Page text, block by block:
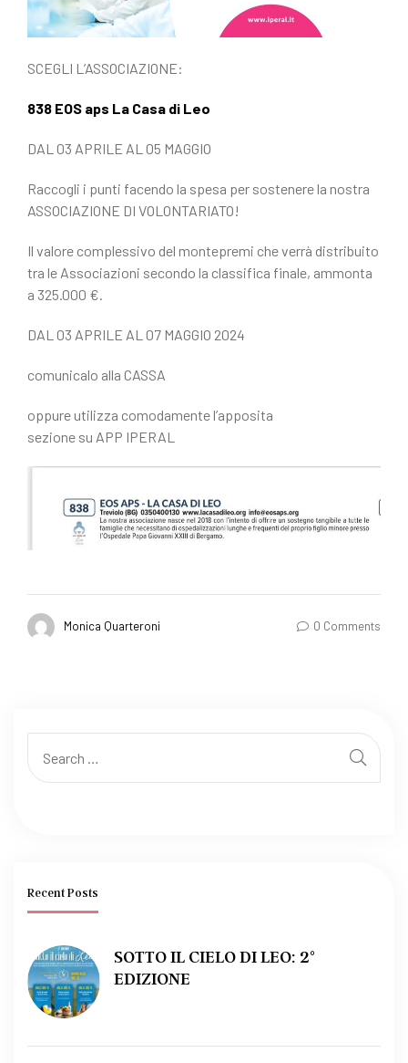
SCEGLI L’ASSOCIAZIONE:
838 EOS aps La Casa di Leo
DAL 03 APRILE AL 05 MAGGIO
Raccogli i punti facendo la spesa per sostenere la nostra
ASSOCIAZIONE DI VOLONTARIATO!
Il valore complessivo del montepremi che verrà distribuito
tra le Associazioni secondo la classifica finale, ammonta
a 325.000 €.
DAL 03 APRILE AL 07 MAGGIO 2024
comunicalo alla CASSA
oppure utilizza comodamente l’apposita
sezione su APP IPERAL
Monica Quarteroni 0 Comments
Recent Posts
SOTTO IL CIELO DI LEO: 2°
EDIZIONE